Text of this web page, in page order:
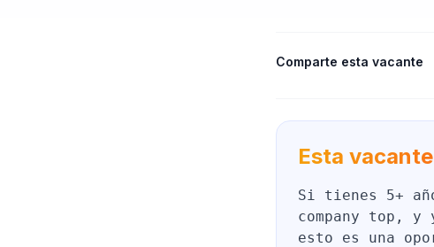
Comparte esta vacante
Esta
Si tienes 5+
company top,
esto es una